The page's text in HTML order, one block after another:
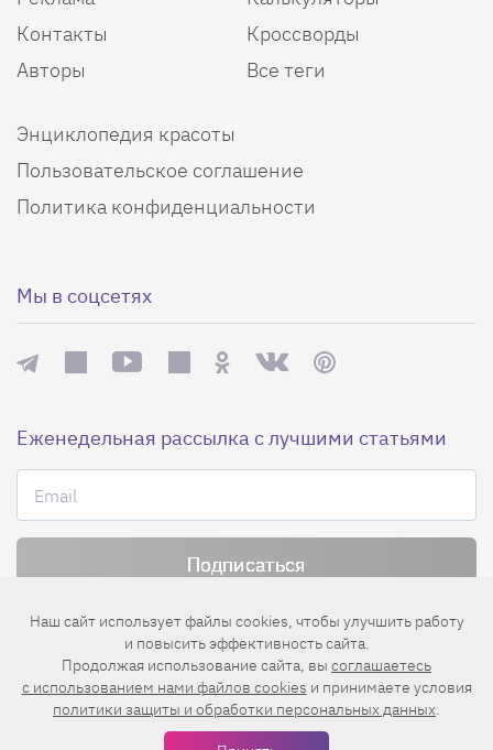
Контакты
Авторы
Кроссворды
Все теги
Энциклопедия красоты
Пользовательское соглашение
Политика конфиденциальности
Мы в соцсетях
Еженедельная рассылка с лучшими статьями
Нажимая на кнопку «Подписаться», вы принимаете условия
пользовательского соглашения
политики конфиденциальности
и
Нашли ошибку? Выделите ее и нажмите
Наш сайт использует файлы cookies, чтобы улучшить работу
и повысить эффективность сайта.
Продолжая использование сайта, вы соглашаетесь
c использованием нами файлов cookies и принимаете условия
политики защиты и обработки персональных данных.